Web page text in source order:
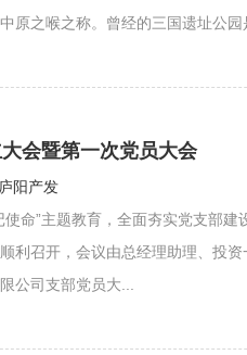
原之喉之称。曾经的三国遗址公园
会暨第一次党员大会
阳产发
使命”主题教育，全面夯实党支部
利召开，会议由总经理助理、投
公司支部党员大...